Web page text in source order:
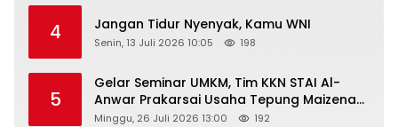
4 Jangan Tidur Nyenyak, Kamu WNI
Senin, 13 Juli 2026 10:05 198
5
Gelar Seminar UMKM, Tim KKN STAI Al-
Anwar Prakarsai Usaha Tepung Maizena
di Logung
Minggu, 26 Juli 2026 13:00 192